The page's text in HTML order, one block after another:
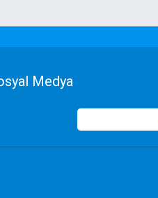
Medya